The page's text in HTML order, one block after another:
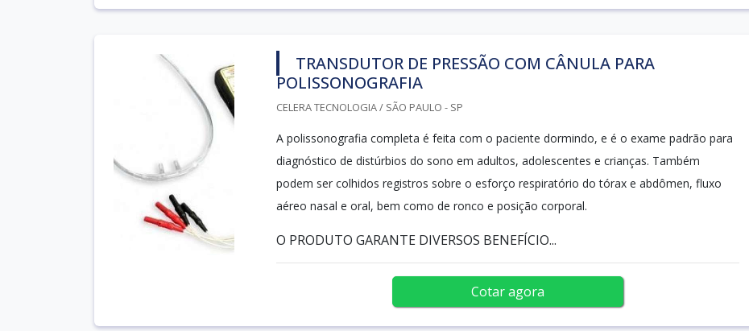
TRANSDUTOR DE PRESSÃO COM CÂNULA PARA
POLISSONOGRAFIA
CELERA TECNOLOGIA / SÃO PAULO - SP
A polissonografia completa é feita com o paciente dormindo, e é o exame padrão para
diagnóstico de distúrbios do sono em adultos, adolescentes e crianças. Também
podem ser colhidos registros sobre o esforço respiratório do tórax e abdômen, fluxo
aéreo nasal e oral, bem como de ronco e posição corporal.
O PRODUTO GARANTE DIVERSOS BENEFÍCIO...
Cotar agora